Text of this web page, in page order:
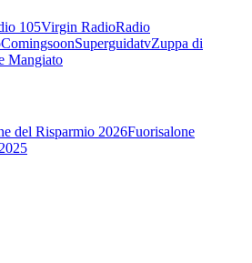
105Virgin RadioRadio
ComingsoonSuperguidatvZuppa di
Mangiato
del Risparmio 2026Fuorisalone